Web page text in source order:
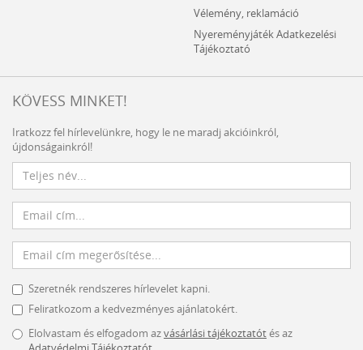
Vélemény, reklamáció
Nyereményjáték Adatkezelési
Tájékoztató
KÖVESS MINKET!
Iratkozz fel hírlevelünkre, hogy le ne maradj akcióinkról,
újdonságainkról!
Szeretnék rendszeres hírlevelet kapni.
Feliratkozom a kedvezményes ajánlatokért.
Elolvastam és elfogadom azvásárlási tájékoztatótés az